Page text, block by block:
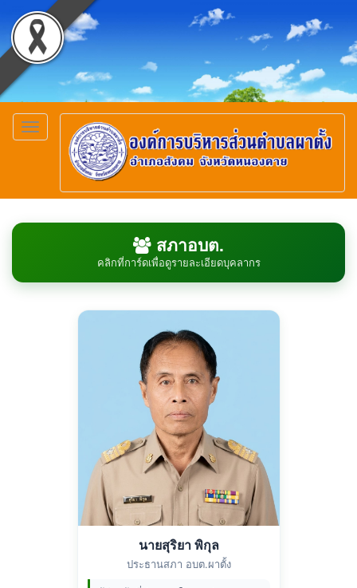
Toggle
navigation
สภาอบต.
คลิกที่การ์ดเพื่อดูรายละเอียดบุคลากร
นายสุริยา พิกุล
ประธานสภา อบต.ผาตั้ง